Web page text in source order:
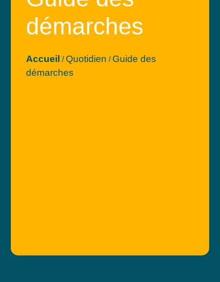
démarches
Accueil / Quotidien / Guide des
démarches